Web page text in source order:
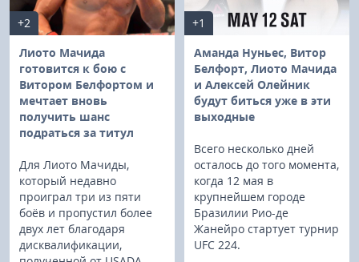
+2
Лиото Мачида
готовится к бою с
Витором Белфортом и
мечтает вновь
получить шанс
подраться за титул
Для Лиото Мачиды,
который недавно
проиграл три из пяти
боёв и пропустил более
двух лет благодаря
дисквалификации,
+1
Аманда Нуньес, Витор
Белфорт, Лиото Мачида
и Алексей Олейник
будут биться уже в эти
выходные
Всего несколько дней
осталось до того момента,
когда 12 мая в
крупнейшем городе
Бразилии Рио-де
Жанейро стартует турнир
UFC 224.